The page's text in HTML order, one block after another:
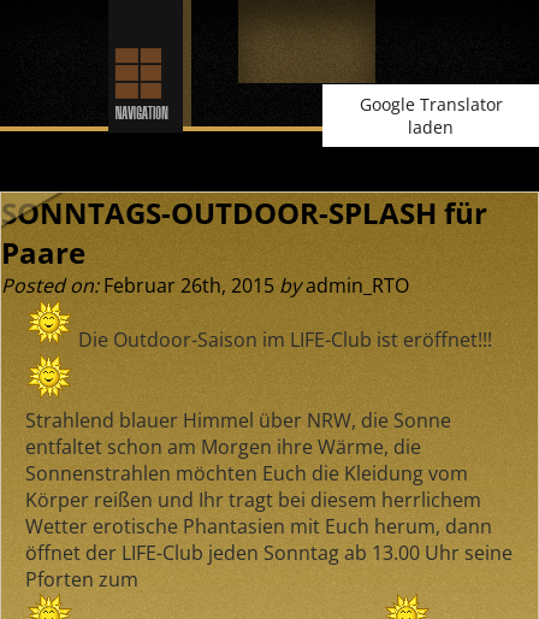
Google Translator
laden
SONNTAGS-OUTDOOR-SPLASH für
Paare
Posted on:Februar 26th, 2015 byadmin_RTO
Die Outdoor-Saison im LIFE-Club ist eröffnet!!!
Strahlend blauer Himmel über NRW, die Sonne
entfaltet schon am Morgen ihre Wärme, die
Sonnenstrahlen möchten Euch die Kleidung vom
Körper reißen und Ihr tragt bei diesem herrlichem
Wetter erotische Phantasien mit Euch herum, dann
öffnet der LIFE-Club jeden Sonntag ab 13.00 Uhr seine
Pforten zum